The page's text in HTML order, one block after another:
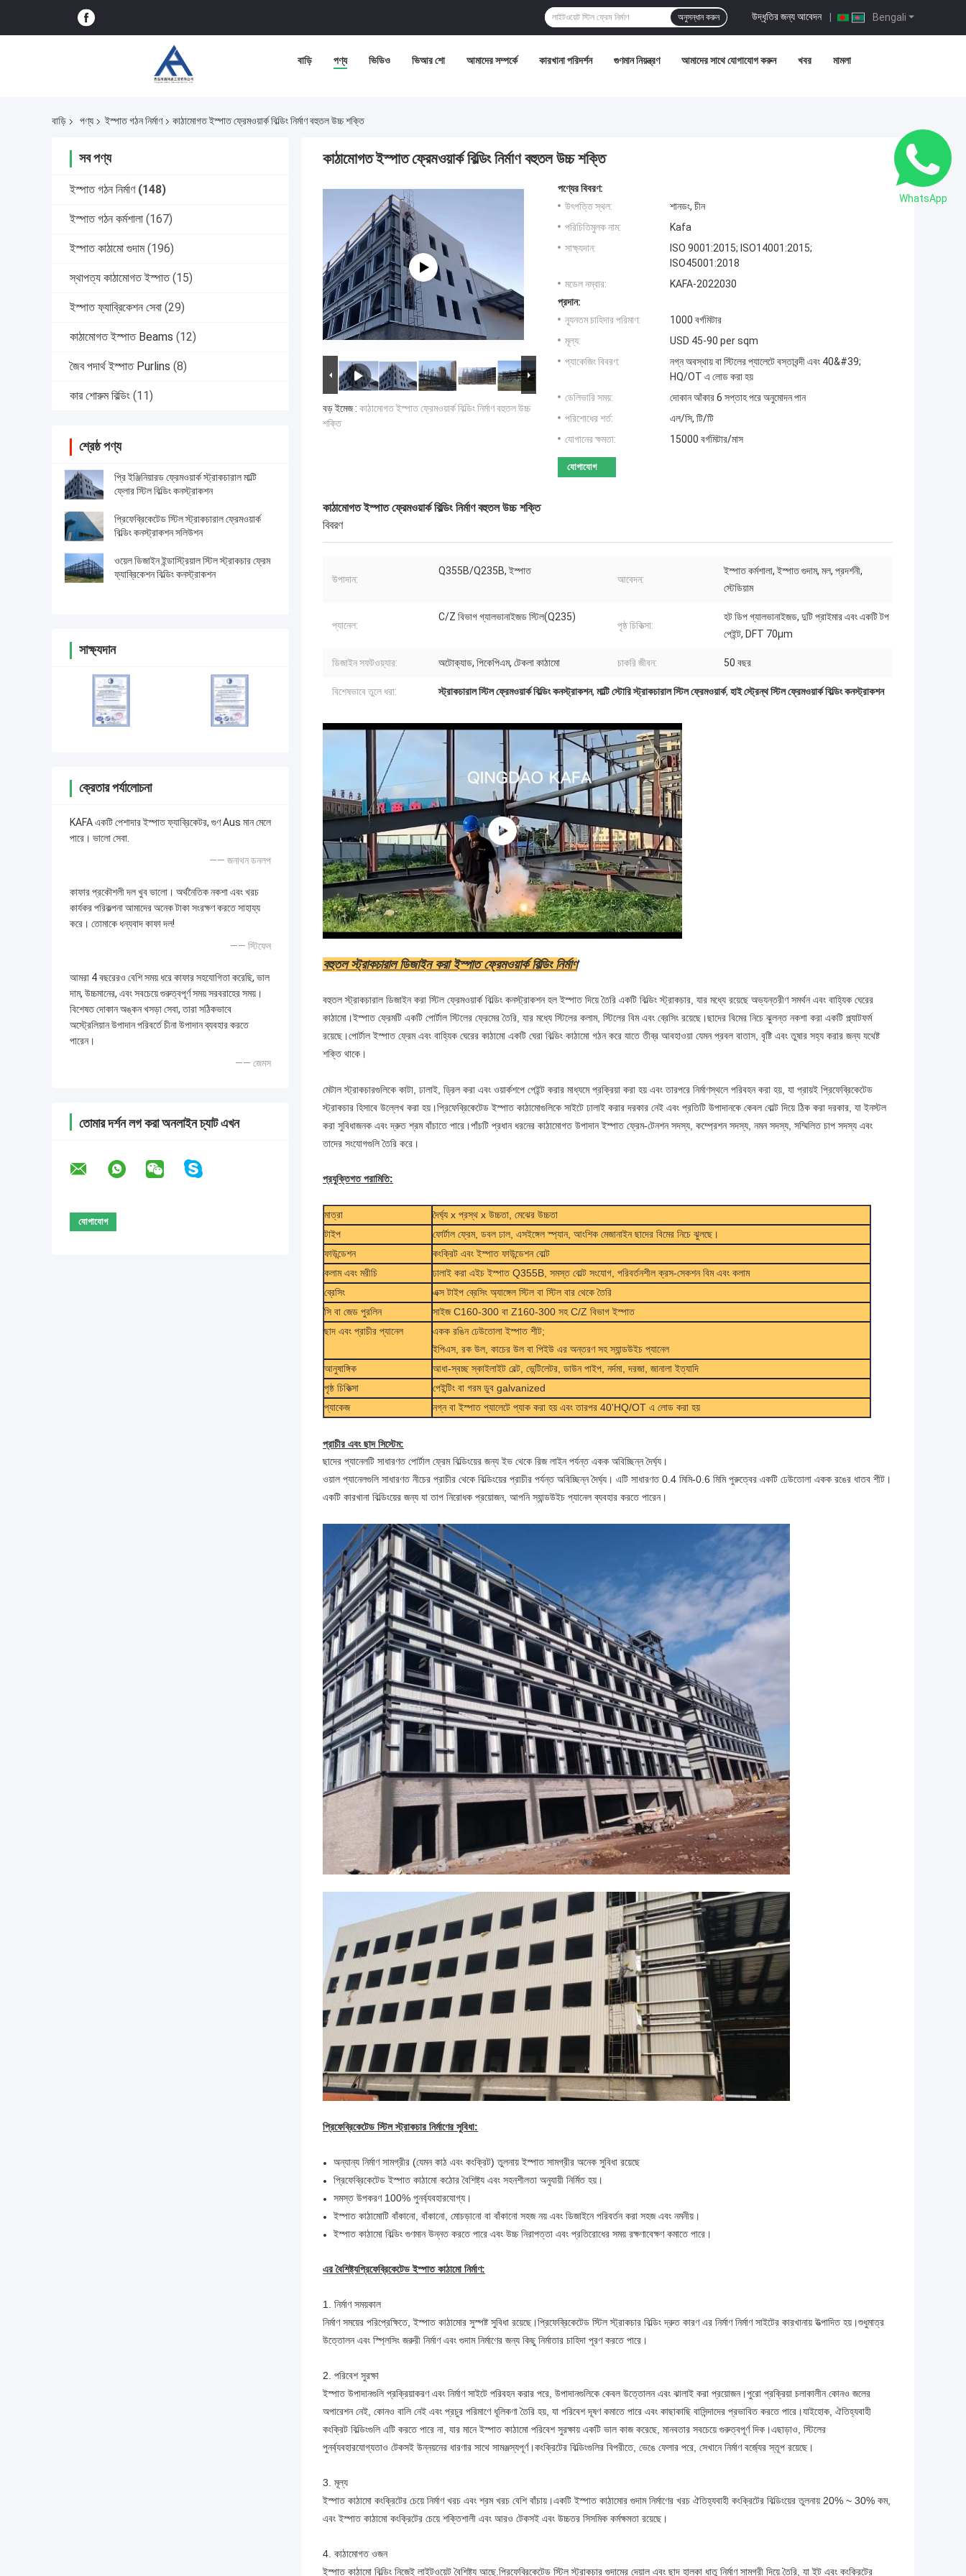
Bengali
উদ্ধৃতির জন্য আবেদন |
অনুসন্ধান করুন
বাড়ি পণ্য ভিডিও ভিআর শো আমাদের সম্পর্কে কারখানা পরিদর্শন গুণমান নিয়ন্ত্রণ আমাদের সাথে যোগাযোগ করুন খবর মামলা
বাড়ি পণ্য ইস্পাত গঠন নির্মাণ কাঠামোগত ইস্পাত ফ্রেমওয়ার্ক বিল্ডিং নির্মাণ বহুতল উচ্চ শক্তি
সব পণ্য
ইস্পাত গঠন নির্মাণ (148)
ইস্পাত গঠন কর্মশালা (167)
ইস্পাত কাঠামো গুদাম (196)
স্থাপত্য কাঠামোগত ইস্পাত (15)
ইস্পাত ফ্যাব্রিকেশন সেবা (29)
কাঠামোগত ইস্পাত Beams (12)
জৈব পদার্থ ইস্পাত Purlins (8)
কার শোরুম বিল্ডিং (11)
শ্রেষ্ঠ পণ্য
প্রি ইঞ্জিনিয়ারড ফ্রেমওয়ার্ক স্ট্রাকচারাল মাল্টি
ফ্লোর স্টিল বিল্ডিং কনস্ট্রাকশন
প্রিফেব্রিকেটেড স্টিল স্ট্রাকচারাল ফ্রেমওয়ার্ক
বিল্ডিং কনস্ট্রাকশন সলিউশন
ওয়েল ডিজাইন ইন্ডাস্ট্রিয়াল স্টিল স্ট্রাকচার ফ্রেম
ফ্যাব্রিকেশন বিল্ডিং কনস্ট্রাকশন
সাক্ষ্যদান
ক্রেতার পর্যালোচনা
KAFA একটি পেশাদার ইস্পাত ফ্যাব্রিকেটর, গুণ Aus মান মেলে
পারে। ভালো সেবা.
—— জনাথন ডনলপ
কাফার প্রকৌশলী দল খুব ভালো। অর্থনৈতিক নকশা এবং খরচ
কার্যকর পরিকল্পনা আমাদের অনেক টাকা সংরক্ষণ করতে সাহায্য
করে। তোমাকে ধন্যবাদ কাফা দল!
—— স্টিফেন
আমরা 4 বছরেরও বেশি সময় ধরে কাফার সহযোগিতা করেছি, ভাল
দাম, উচ্চমানের, এবং সবচেয়ে গুরুত্বপূর্ণ সময় সরবরাহের সময়।
বিশেষত দোকান অঙ্কন খসড়া সেবা, তারা সঠিকভাবে
অস্ট্রেলিয়ান উপাদান পরিবর্তে চীনা উপাদান ব্যবহার করতে
পারেন।
—— জেমস
তোমার দর্শন লগ করা অনলাইন চ্যাট এখন
কাঠামোগত ইস্পাত ফ্রেমওয়ার্ক বিল্ডিং নির্মাণ বহুতল উচ্চ শক্তি
বড় ইমেজ : কাঠামোগত ইস্পাত ফ্রেমওয়ার্ক বিল্ডিং নির্মাণ বহুতল উচ্চ
শক্তি
পণ্যের বিবরণ:
উৎপত্তি স্থল:
শানডং, চীন
পরিচিতিমুলক নাম:
Kafa
সাক্ষ্যদান:
ISO 9001:2015; ISO14001:2015;
ISO45001:2018
মডেল নম্বার:
KAFA-2022030
প্রদান:
ন্যূনতম চাহিদার পরিমাণ:
1000 বর্গমিটার
মূল্য:
USD 45-90 per sqm
প্যাকেজিং বিবরণ:
নগ্ন অবস্থায় বা স্টিলের প্যালেটে বস্তাবন্দী এবং 40&#39;
HQ/OT এ লোড করা হয়
ডেলিভারি সময়:
দোকান আঁকার 6 সপ্তাহ পরে অনুমোদন পান
পরিশোধের শর্ত:
এল/সি, টি/টি
যোগানের ক্ষমতা:
15000 বর্গমিটার/মাস
যোগাযোগ
কাঠামোগত ইস্পাত ফ্রেমওয়ার্ক বিল্ডিং নির্মাণ বহুতল উচ্চ শক্তি
বিবরণ
উপাদান:
Q355B/Q235B, ইস্পাত
আবেদন:
ইস্পাত কর্মশালা, ইস্পাত গুদাম, মল, প্রদর্শনী,
স্টেডিয়াম
প্যানেল:
C/Z বিভাগ গ্যালভানাইজড স্টিল(Q235)
পৃষ্ঠ চিকিত্সা:
হট ডিপ গ্যালভানাইজড, দুটি প্রাইমার এবং একটি টপ
পেইন্ট, DFT 70μm
ডিজাইন সফটওয়্যার: অটোক্যাড, পিকেপিএম, টেকলা কাঠামো চাকরি জীবন: 50 বছর
বিশেষভাবে তুলে ধরা: স্ট্রাকচারাল স্টিল ফ্রেমওয়ার্ক বিল্ডিং কনস্ট্রাকশন, মাল্টি স্টোরি স্ট্রাকচারাল স্টিল ফ্রেমওয়ার্ক, হাই স্ট্রেন্থ স্টিল ফ্রেমওয়ার্ক বিল্ডিং কনস্ট্রাকশন
বহুতল স্ট্রাকচারাল ডিজাইন করা ইস্পাত ফ্রেমওয়ার্ক বিল্ডিং নির্মাণ
বহুতল স্ট্রাকচারাল ডিজাইন করা স্টিল ফ্রেমওয়ার্ক বিল্ডিং কনস্ট্রাকশন হল ইস্পাত দিয়ে তৈরি একটি বিল্ডিং স্ট্রাকচার, যার মধ্যে রয়েছে অভ্যন্তরীণ সমর্থন এবং বাহ্যিক ঘেরের
কাঠামো।ইস্পাত ফ্রেমটি একটি পোর্টাল স্টিলের ফ্রেমের তৈরি, যার মধ্যে স্টিলের কলাম, স্টিলের বিম এবং ব্রেসিং রয়েছে।ছাদের বিমের নিচে ঝুলন্ত নকশা করা একটি প্ল্যাটফর্ম
রয়েছে।পোর্টাল ইস্পাত ফ্রেম এবং বাহ্যিক ঘেরের কাঠামো একটি ঘেরা বিল্ডিং কাঠামো গঠন করে যাতে তীব্র আবহাওয়া যেমন প্রবল বাতাস, বৃষ্টি এবং তুষার সহ্য করার জন্য যথেষ্ট
শক্তি থাকে।
মেটাল স্ট্রাকচারগুলিকে কাটা, ঢালাই, ড্রিল করা এবং ওয়ার্কশপে পেইন্ট করার মাধ্যমে প্রক্রিয়া করা হয় এবং তারপরে নির্মাণস্থলে পরিবহন করা হয়, যা প্রায়ই প্রিফেব্রিকেটেড
স্ট্রাকচার হিসাবে উল্লেখ করা হয়।প্রিফেব্রিকেটেড ইস্পাত কাঠামোগুলিকে সাইটে ঢালাই করার দরকার নেই এবং প্রতিটি উপাদানকে কেবল বোল্ট দিয়ে ঠিক করা দরকার, যা ইনস্টল
করা সুবিধাজনক এবং দ্রুত শ্রম বাঁচাতে পারে।পাঁচটি প্রধান ধরনের কাঠামোগত উপাদান ইস্পাত ফ্রেম-টেনশন সদস্য, কম্প্রেশন সদস্য, নমন সদস্য, সম্মিলিত চাপ সদস্য এবং
তাদের সংযোগগুলি তৈরি করে।
প্রযুক্তিগত পরামিতি:
মাত্রা
দৈর্ঘ্য x প্রস্থ x উচ্চতা, মেঝের উচ্চতা
টাইপ
ফোর্টাল ফ্রেম, ডবল ঢাল, এসইঙ্গেল স্প্যান, আংশিক মেজানাইন ছাদের বিমের নিচে ঝুলছে।
ফাউন্ডেশন
কংক্রিট এবং ইস্পাত ফাউন্ডেশন বোল্ট
কলাম এবং মরীচি
ঢালাই করা এইচ ইস্পাত Q355B, সমস্ত বোল্ট সংযোগ, পরিবর্তনশীল ক্রস-সেকশন বিম এবং কলাম
ব্রেসিং
এক্স টাইপ ব্রেসিং অ্যাঙ্গেল স্টিল বা স্টিল বার থেকে তৈরি
সি বা জেড পুরলিন
সাইজ C160-300 বা Z160-300 সহ C/Z বিভাগ ইস্পাত
ছাদ এবং প্রাচীর প্যানেল
একক রঙিন ঢেউতোলা ইস্পাত শীট;
ইপিএস, রক উল, কাচের উল বা পিইউ এর অন্তরণ সহ স্যান্ডউইচ প্যানেল
আনুষাঙ্গিক
আধা-স্বচ্ছ স্কাইলাইট বেল্ট, ভেন্টিলেটর, ডাউন পাইপ, নর্দমা, দরজা, জানালা ইত্যাদি
পৃষ্ঠ চিকিত্সা
পেইন্টিং বা গরম ডুব galvanized
প্যাকেজ
নগ্ন বা ইস্পাত প্যালেটে প্যাক করা হয় এবং তারপর 40'HQ/OT এ লোড করা হয়
প্রাচীর এবং ছাদ সিস্টেম:
ছাদের প্যানেলটি সাধারণত পোর্টাল ফ্রেম বিল্ডিংয়ের জন্য ইভ থেকে রিজ লাইন পর্যন্ত একক অবিচ্ছিন্ন দৈর্ঘ্য।
ওয়াল প্যানেলগুলি সাধারণত নীচের প্রাচীর থেকে বিল্ডিংয়ের প্রাচীর পর্যন্ত অবিচ্ছিন্ন দৈর্ঘ্য। এটি সাধারণত 0.4 মিমি-0.6 মিমি পুরুত্বের একটি ঢেউতোলা একক রঙের ধাতব শীট।
একটি কারখানা বিল্ডিংয়ের জন্য যা তাপ নিরোধক প্রয়োজন, আপনি স্যান্ডউইচ প্যানেল ব্যবহার করতে পারেন।
প্রিফেব্রিকেটেড স্টিল স্ট্রাকচার নির্মাণের সুবিধা:
অন্যান্য নির্মাণ সামগ্রীর (যেমন কাঠ এবং কংক্রিট) তুলনায় ইস্পাত সামগ্রীর অনেক সুবিধা রয়েছে
প্রিফেব্রিকেটেড ইস্পাত কাঠামো কঠোর বৈশিষ্ট্য এবং সহনশীলতা অনুযায়ী নির্মিত হয়।
সমস্ত উপকরণ 100% পুনর্ব্যবহারযোগ্য।
ইস্পাত কাঠামোটি বাঁকানো, বাঁকানো, মোচড়ানো বা বাঁকানো সহজ নয় এবং ডিজাইনে পরিবর্তন করা সহজ এবং নমনীয়।
ইস্পাত কাঠামো বিল্ডিং গুণমান উন্নত করতে পারে এবং উচ্চ নিরাপত্তা এবং প্রতিরোধের সময় রক্ষণাবেক্ষণ কমাতে পারে।
এর বৈশিষ্ট্যপ্রিফেব্রিকেটেড ইস্পাত কাঠামো নির্মাণ:
1. নির্মাণ সময়কাল
নির্মাণ সময়ের পরিপ্রেক্ষিতে, ইস্পাত কাঠামোর সুস্পষ্ট সুবিধা রয়েছে।প্রিফেব্রিকেটেড স্টিল স্ট্রাকচার বিল্ডিং দ্রুত কারণ এর নির্মাণ নির্মাণ সাইটের কারখানায় উত্পাদিত হয়।শুধুমাত্র
উত্তোলন এবং স্প্লিসিং জরুরী নির্মাণ এবং গুদাম নির্মাণের জন্য কিছু নির্মাতার চাহিদা পূরণ করতে পারে।
2. পরিবেশ সুরক্ষা
ইস্পাত উপাদানগুলি প্রক্রিয়াকরণ এবং নির্মাণ সাইটে পরিবহন করার পরে, উপাদানগুলিকে কেবল উত্তোলন এবং ঝালাই করা প্রয়োজন।পুরো প্রক্রিয়া চলাকালীন কোনও জলের
অপারেশন নেই, কোনও বালি নেই এবং প্রচুর পরিমাণে ধূলিকণা তৈরি হয়, যা পরিবেশ দূষণ কমাতে পারে এবং কাছাকাছি বাসিন্দাদের প্রভাবিত করতে পারে।যাইহোক, ঐতিহ্যবাহী
কংক্রিট বিল্ডিংগুলি এটি করতে পারে না, যার মানে ইস্পাত কাঠামো পরিবেশ সুরক্ষায় একটি ভাল কাজ করেছে, মানবতার সবচেয়ে গুরুত্বপূর্ণ দিক।এছাড়াও, স্টিলের
পুনর্ব্যবহারযোগ্যতাও টেকসই উন্নয়নের ধারণার সাথে সামঞ্জস্যপূর্ণ।কংক্রিটের বিল্ডিংগুলির বিপরীতে, ভেঙে ফেলার পরে, সেখানে নির্মাণ বর্জ্যের স্তূপ রয়েছে।
3. মূল্য
ইস্পাত কাঠামো কংক্রিটের চেয়ে নির্মাণ খরচ এবং শ্রম খরচ বেশি বাঁচায়।একটি ইস্পাত কাঠামোর গুদাম নির্মাণের খরচ ঐতিহ্যবাহী কংক্রিটের বিল্ডিংয়ের তুলনায় 20% ~ 30% কম,
এবং ইস্পাত কাঠামো কংক্রিটের চেয়ে শক্তিশালী এবং আরও টেকসই এবং উচ্চতর সিসমিক কর্মক্ষমতা রয়েছে।
4. কাঠামোগত ওজন
ইস্পাত কাঠামো বিল্ডিং নিজেই লাইটওয়েট বৈশিষ্ট্য আছে.প্রিফেব্রিকেটেড স্টিল স্ট্রাকচার গুদামের দেয়াল এবং ছাদ হালকা ধাতু নির্মাণ সামগ্রী দিয়ে তৈরি, যা ইট এবং কংক্রিটের
WhatsApp